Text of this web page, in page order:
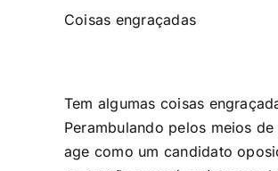
Coisas engraçadas
Tem algumas coisas
Perambulando pelos meios
age como um candidato